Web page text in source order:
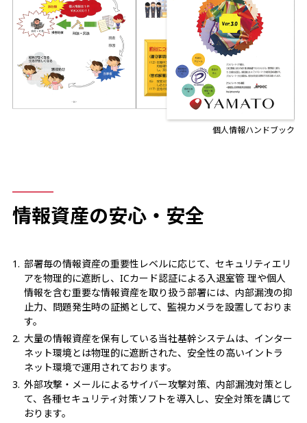
個人情報ハンドブック
情報資産の安心・安全
部署毎の情報資産の重要性レベルに応じて、セキュリティエリ
アを物理的に遮断し、ICカード認証による入退室管 理や個人
情報を含む重要な情報資産を取り扱う部署には、内部漏洩の抑
止力、問題発生時の証拠として、監視カメラを設置しておりま
す。
大量の情報資産を保有している当社基幹システムは、インター
ネット環境とは物理的に遮断された、安全性の高いイントラ
ネット環境で運用されております。
外部攻撃・メールによるサイバー攻撃対策、内部漏洩対策とし
て、各種セキュリティ対策ソフトを導入し、安全対策を講じて
おります。